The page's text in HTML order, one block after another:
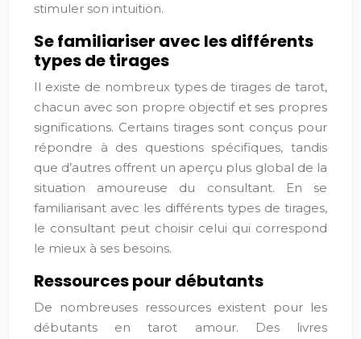
stimuler son intuition.
Se familiariser avec les différents
types de tirages
Il existe de nombreux types de tirages de tarot,
chacun avec son propre objectif et ses propres
significations. Certains tirages sont conçus pour
répondre à des questions spécifiques, tandis
que d’autres offrent un aperçu plus global de la
situation amoureuse du consultant. En se
familiarisant avec les différents types de tirages,
le consultant peut choisir celui qui correspond
le mieux à ses besoins.
Ressources pour débutants
De nombreuses ressources existent pour les
débutants en tarot amour. Des livres